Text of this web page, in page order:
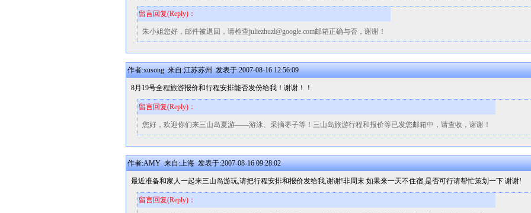
留言回复(Reply)：
朱小姐您好，邮件被退回，请检查juliezhuzl@google.com邮箱正确与否，谢谢！
作者:xusong 来自:江苏苏州 发表于:2007-08-16 12:56:09
8月19号全程旅游报价和行程安排能否发份给我！谢谢！！
留言回复(Reply)：
您好，欢迎你们来三山岛夏游——游泳、采摘枣子等！三山岛旅游行程和报价等已发您邮箱中，请查收，谢谢！
作者:AMY 来自:上海 发表于:2007-08-16 09:28:02
最近准备和家人一起来三山岛游玩,请把行程安排和报价发给我,谢谢!非周末 如果来一天不住宿,是否可行请帮忙策划一下.谢谢!
留言回复(Reply)：